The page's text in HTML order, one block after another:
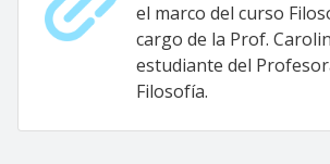
el marco del curso
cargo de la Prof.
estudiante del
Filosofía.